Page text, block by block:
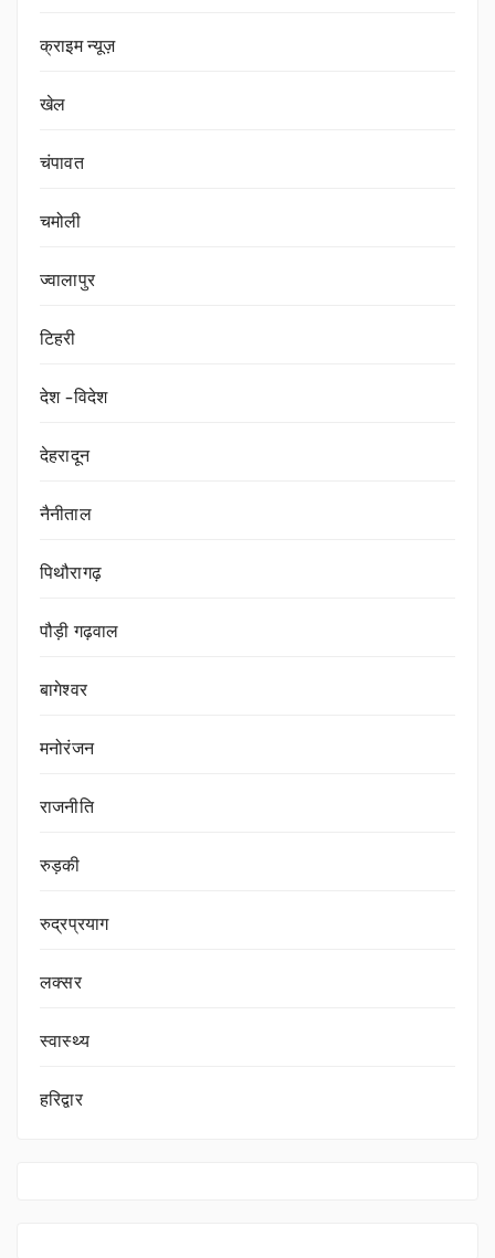
क्राइम न्यूज़
खेल
चंपावत
चमोली
ज्वालापुर
टिहरी
देश -विदेश
देहरादून
नैनीताल
पिथौरागढ़
पौड़ी गढ़वाल
बागेश्वर
मनोरंजन
राजनीति
रुड़की
रुद्रप्रयाग
लक्सर
स्वास्थ्य
हरिद्वार